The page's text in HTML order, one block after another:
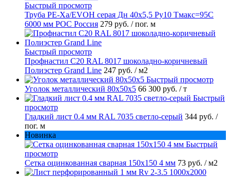
Быстрый просмотр
Труба PE-Xa/EVOH серая Дн 40х5,5 Ру10 Тмакс=95C
6000 мм РОС Россия 279 руб. / пог. м
Быстрый просмотр
Профнастил С20 RAL 8017 шоколадно-коричневый
Полиэстер Grand Line 247 руб. / м2
Быстрый просмотр
Уголок металлический 80х50х5 66 300 руб. / т
Быстрый
просмотр
Гладкий лист 0.4 мм RAL 7035 светло-серый 344 руб. /
пог. м
Новинка
Быстрый
просмотр
Сетка оцинкованная сварная 150х150 4 мм 73 руб. / м2